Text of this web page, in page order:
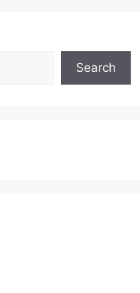
Search